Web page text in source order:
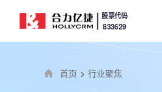
股票代码
833629
首页 > 行业聚焦